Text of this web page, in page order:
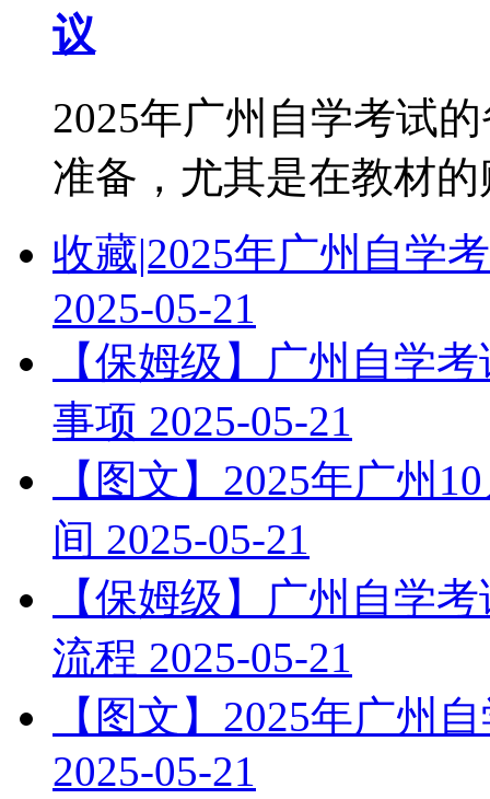
议
2025年广州自学考试
准备，尤其是在教材的
收藏|2025年广州自学
2025-05-21
【保姆级】广州自学
事项 2025-05-21
【图文】2025年广州
间 2025-05-21
【保姆级】广州自学
流程 2025-05-21
【图文】2025年广州
2025-05-21